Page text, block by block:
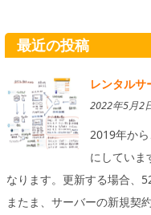
最近の投稿
レンタルサ
2022年5月2
2019年か
にしていま
なります。更新する場合、
またま、サーバーの新規契